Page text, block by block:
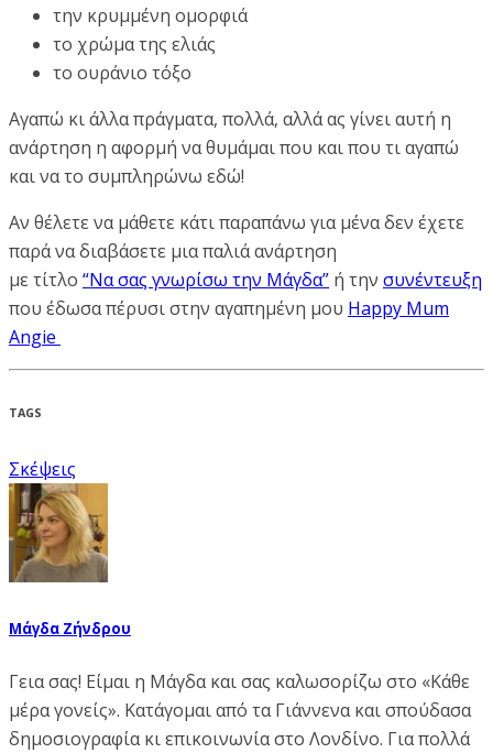
την κρυμμένη ομορφιά
το χρώμα της ελιάς
το ουράνιο τόξο
Αγαπώ κι άλλα πράγματα, πολλά, αλλά ας γίνει αυτή η
ανάρτηση η αφορμή να θυμάμαι που και που τι αγαπώ
και να το συμπληρώνω εδώ!
Αν θέλετε να μάθετε κάτι παραπάνω για μένα δεν έχετε
παρά να διαβάσετε μια παλιά ανάρτηση
με τίτλο “Να σας γνωρίσω την Μάγδα” ή την συνέντευξη
που έδωσα πέρυσι στην αγαπημένη μου Happy Mum
Angie
TAGS
Σκέψεις
Μάγδα Ζήνδρου
Γεια σας! Είμαι η Μάγδα και σας καλωσορίζω στο «Κάθε
μέρα γονείς». Κατάγομαι από τα Γιάννενα και σπούδασα
δημοσιογραφία κι επικοινωνία στο Λονδίνο. Για πολλά